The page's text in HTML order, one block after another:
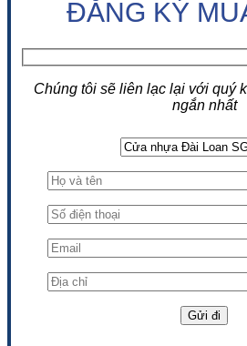
ĐĂNG KÝ
Chúng tôi sẽ liên lạc lại với quý
ngắn nhất